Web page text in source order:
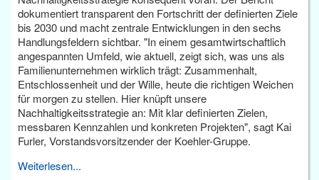
dokumentiert transparent den Fortschritt der definierten Ziele
bis 2030 und macht zentrale Entwicklungen in den sechs
Handlungsfeldern sichtbar. "In einem gesamtwirtschaftlich
angespannten Umfeld, wie aktuell, zeigt sich, was uns als
Familienunternehmen wirklich trägt: Zusammenhalt,
Entschlossenheit und der Wille, heute die richtigen Weichen
für morgen zu stellen. Hier knüpft unsere
Nachhaltigkeitsstrategie an: Mit klar definierten Zielen,
messbaren Kennzahlen und konkreten Projekten", sagt Kai
Furler, Vorstandsvorsitzender der Koehler-Gruppe.
Weiterlesen...